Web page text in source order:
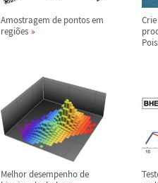
Amostragem de pontos em
regiões
Melhor desempenho de